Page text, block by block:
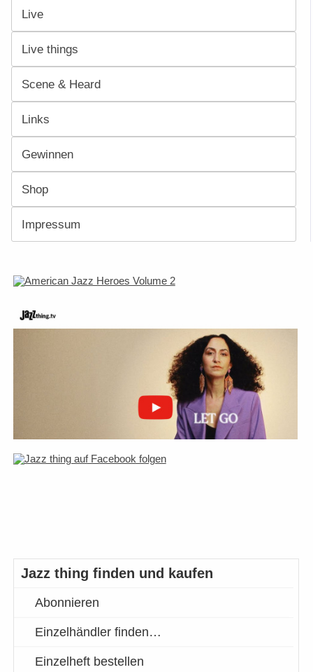
Live
Live things
Scene & Heard
Links
Gewinnen
Shop
Impressum
Jazz thing finden und kaufen
Abonnieren
Einzelhändler finden…
Einzelheft bestellen